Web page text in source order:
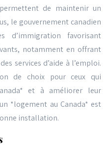
de maintenir un
le gouvernement canadien
d’immigration favorisant
notamment en offrant
services d’aide à l’emploi.
de choix pour ceux qui
et à améliorer leur
*logement au Canada* est
installation.